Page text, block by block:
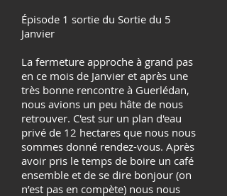
Épisode 1 sortie du Sortie du 5
Janvier
La fermeture approche à grand pas
en ce mois de Janvier et après une
très bonne rencontre à Guerlédan,
nous avions un peu hâte de nous
retrouver. C'est sur un plan d'eau
privé de 12 hectares que nous nous
sommes donné rendez-vous. Après
avoir pris le temps de boire un café
ensemble et de se dire bonjour (on
n’est pas en compète) nous nous